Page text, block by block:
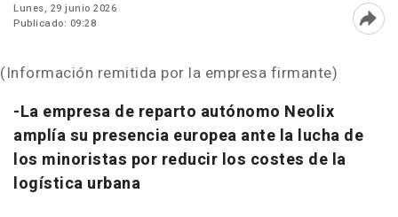
Lunes, 29 junio 2026
Publicado: 09:28
(Información remitida por la empresa firmante)
-La empresa de reparto autónomo Neolix
amplía su presencia europea ante la lucha de
los minoristas por reducir los costes de la
logística urbana